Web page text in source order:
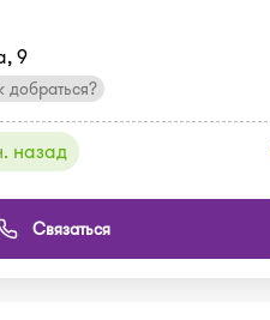
9
добраться?
назад
Связаться